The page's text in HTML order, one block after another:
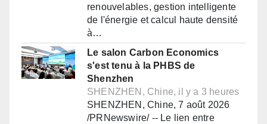
renouvelables, gestion intelligente
de l'énergie et calcul haute densité
à…
Le salon Carbon Economics
s'est tenu à la PHBS de
Shenzhen
SHENZHEN, Chine, il y a 3 heures
SHENZHEN, Chine, 7 août 2026
/PRNewswire/ -- Le lien entre